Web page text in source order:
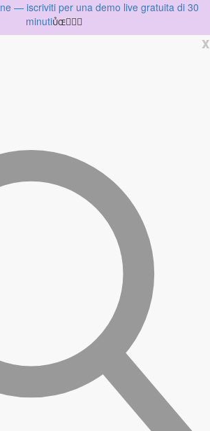
— iscriviti per una demo live gratuita di 30
minuti
x